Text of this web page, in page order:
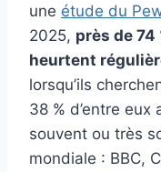
une étude du
2025, près de 74
heurtent
lorsqu’ils
38 % d’entre
souvent ou très
mondiale : BBC,